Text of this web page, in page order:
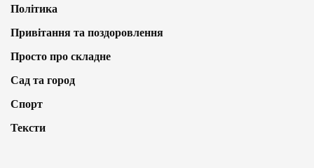
Політика
Привітання та поздоровлення
Просто про складне
Сад та город
Спорт
Тексти